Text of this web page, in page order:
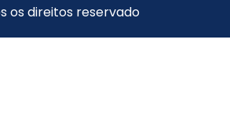
os direitos reservado